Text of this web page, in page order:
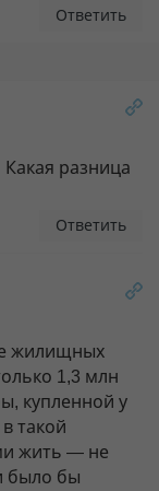
Ответить
разница
Ответить
жилищных
1,3 млн
купленной у
такой
жить — не
было бы